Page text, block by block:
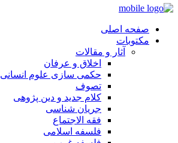
صفحه اصلی
مکتوبات
آثار و مقالات
اخلاق و عرفان
حکمی سازی علوم انسانی
تصوف
کلام جدید و دین پژوهی
جریان شناسی
فقه الاجتماع
فلسفه اسلامی